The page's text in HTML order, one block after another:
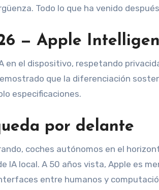
Todo lo que ha venido
— Apple
en el dispositivo, respetando
que la diferenciación
especificaciones.
por delante
coches autónomos en el
IA local. A 50 años vista, Apple es
entre humanos y